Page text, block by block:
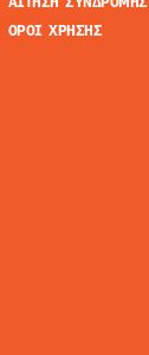
ΟΡΟΙ ΧΡΗΣΗΣ